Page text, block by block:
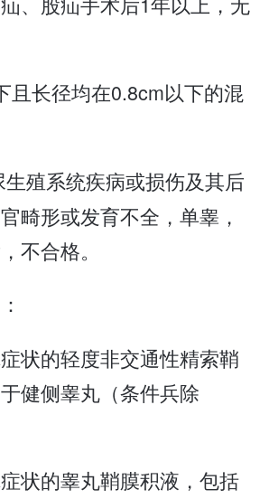
且长径均在0.8cm以下的混
生殖系统疾病或损伤及其后
畸形或发育不全，单睾，
不合格。
症状的轻度非交通性精索鞘
健侧睾丸（条件兵除
症状的睾丸鞘膜积液，包括